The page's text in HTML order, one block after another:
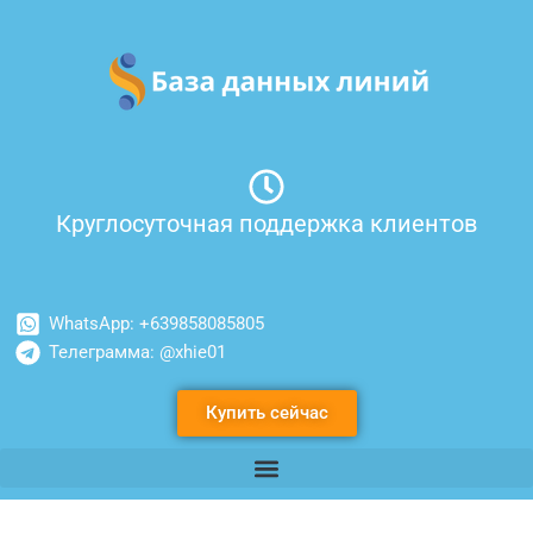
содержимому
Круглосуточная поддержка клиентов
WhatsApp: +639858085805
Телеграмма: @xhie01
Купить сейчас